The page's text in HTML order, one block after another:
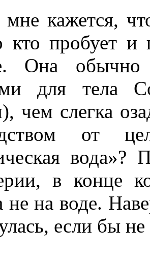
кажется,
кто пробует и
Она
для тела
чем слегка
от
в конце
не на воде.
если бы